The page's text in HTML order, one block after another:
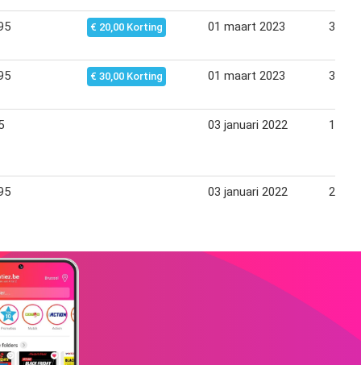
€ 20,00 Korting 01 maart 2023 31
€ 30,00 Korting 01 maart 2023 31
03 januari 2022 10
03 januari 2022 21